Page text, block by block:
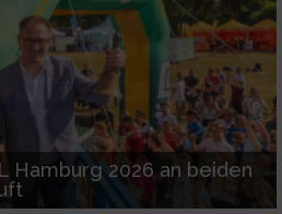
Hamburg 2026 an beiden